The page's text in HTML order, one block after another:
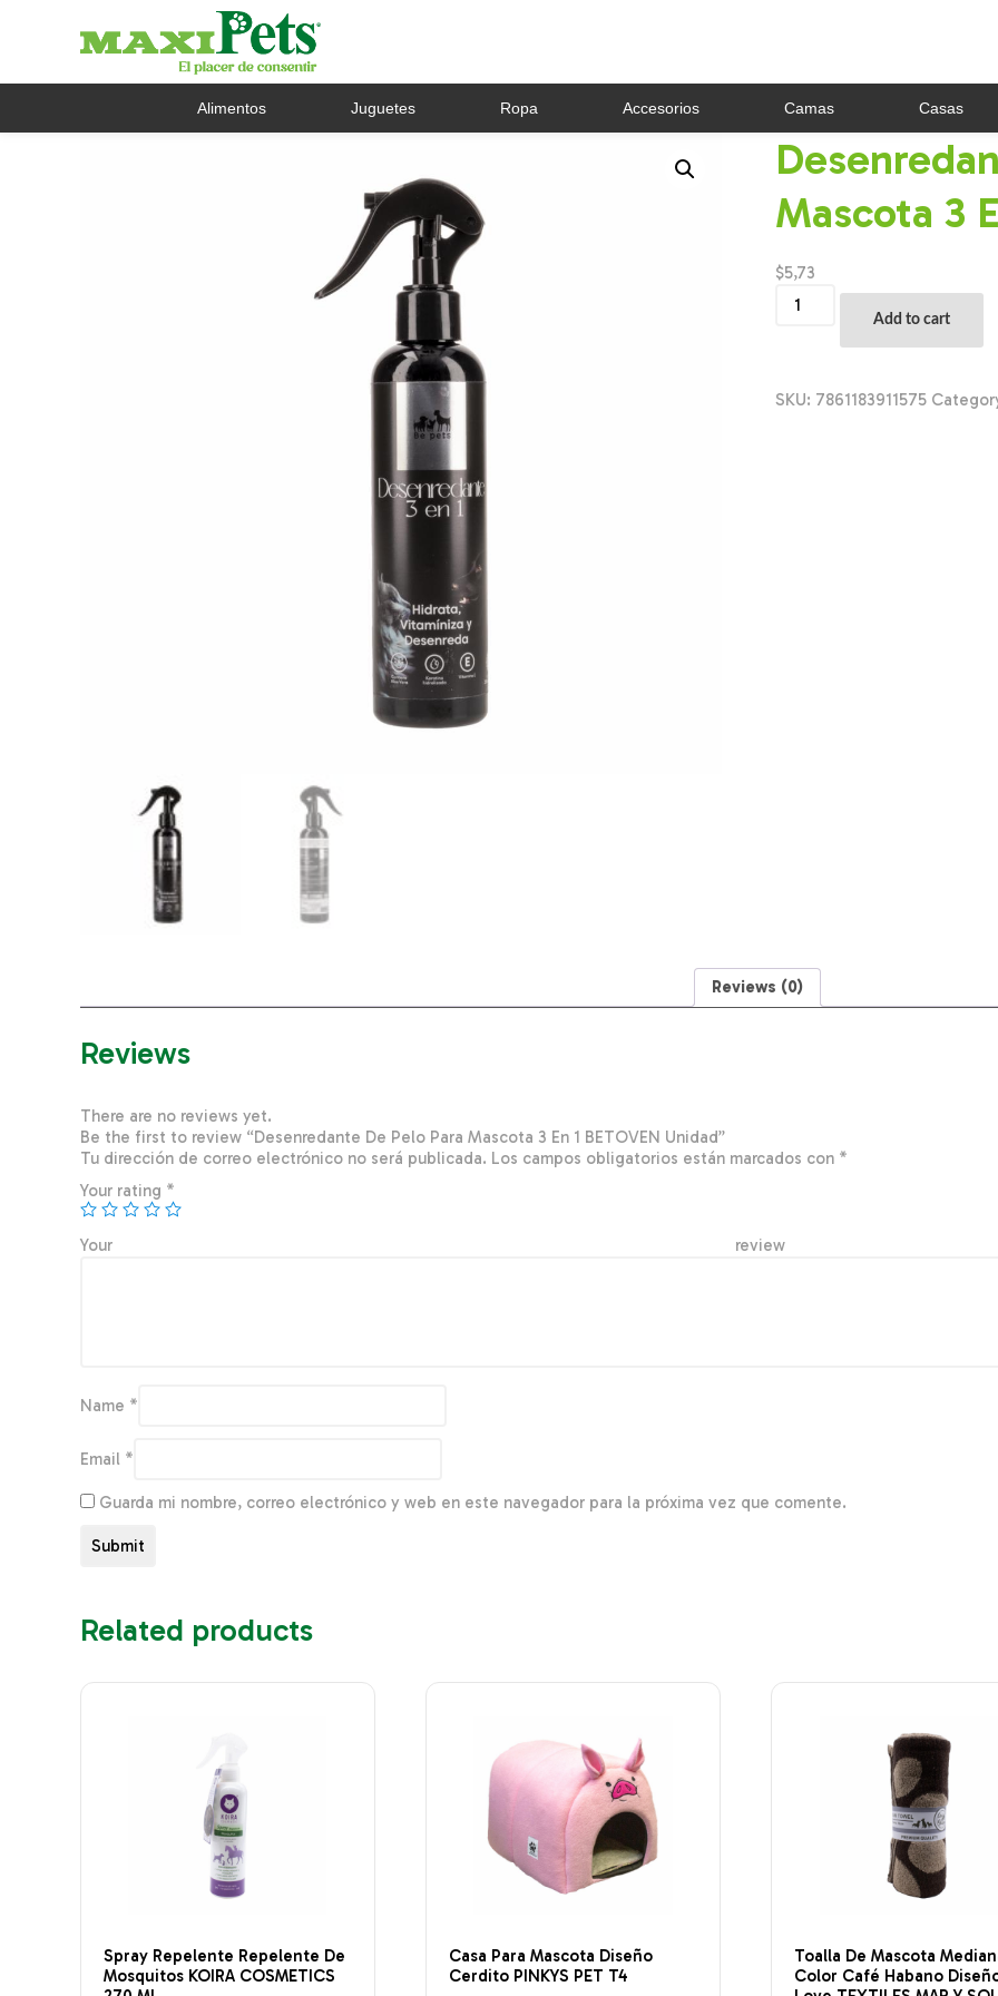
Alimentos Juguetes Ropa Accesorios Camas Casas
Mascota 3
$5,73
Desenredante
3
Add to cart
SKU: 7861183911575
Reviews (0)
Reviews
There are no reviews yet.
Be the first to review “Desenredante De Pelo Para Mascota 3 En 1 BETOVEN Unidad”
Tu dirección de correo electrónico no será publicada. Los campos obligatorios están marcados con *
Your rating *
Your
Name *
Email *
Guarda mi nombre, correo electrónico y web en este navegador para la próxima vez que comente.
Related products
Spray Repelente Repelente De
Mosquitos KOIRA COSMETICS
Casa Para Mascota Diseño
Cerdito PINKYS PET T4
Toalla De Mascota
Color Café Habano